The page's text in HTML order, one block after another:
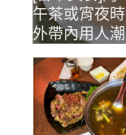
午茶或宵夜
外帶內用人